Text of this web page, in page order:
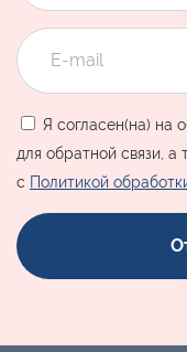
Я согласен(на) на
для обратной связи,
с Политикой